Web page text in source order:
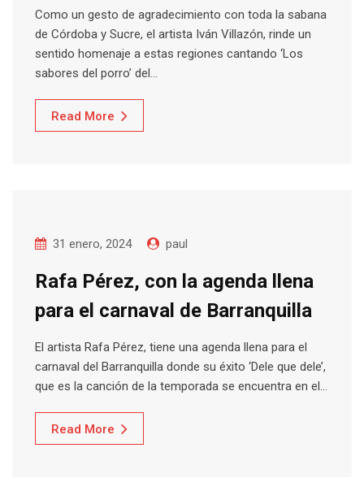
Como un gesto de agradecimiento con toda la sabana
de Córdoba y Sucre, el artista Iván Villazón, rinde un
sentido homenaje a estas regiones cantando ‘Los
sabores del porro’ del…
Read More
31 enero, 2024 paul
Rafa Pérez, con la agenda llena
para el carnaval de Barranquilla
El artista Rafa Pérez, tiene una agenda llena para el
carnaval del Barranquilla donde su éxito ‘Dele que dele’,
que es la canción de la temporada se encuentra en el…
Read More